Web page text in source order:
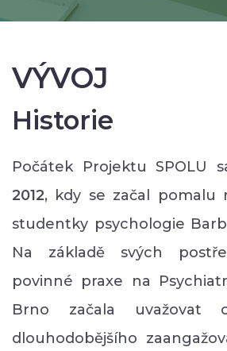
VÝVOJ
Historie
Počátek Projektu SPOLU
2012, kdy se začal pomalu
studentky psychologie
Na základě svých
povinné praxe na
Brno začala uvažovat
dlouhodobějšího